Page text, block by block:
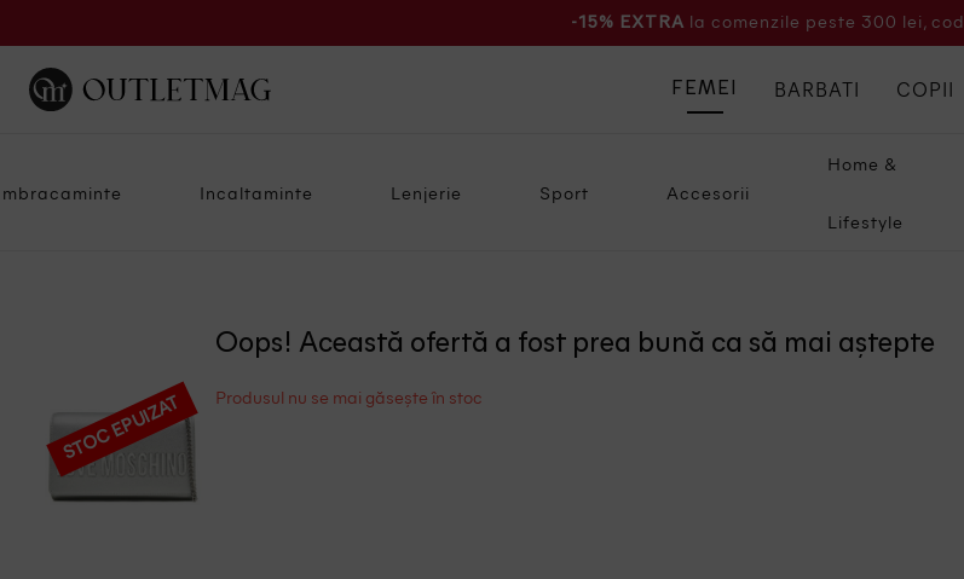
-15% EXTRA la comenzile peste 300 lei, cod
Incaltaminte Lenjerie Sport Accesorii
Home &
Lifestyle
FEMEI BARBATI COPII
STOC EPUIZAT
Oops! Această ofertă a fost prea bună ca să mai aștepte
Produsul nu se mai găsește în stoc